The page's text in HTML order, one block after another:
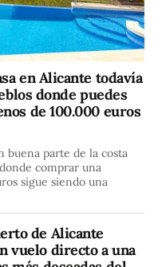
en Alicante todavía
donde puedes
de 100.000 euros
buena parte de la costa
comprar una
sigue siendo una
de Alicante
vuelo directo a una